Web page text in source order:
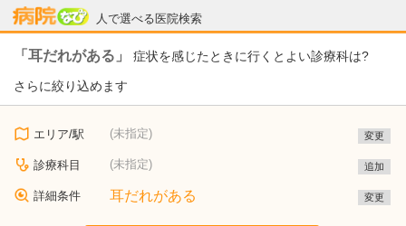
人で選べる医院検索
病院なび
「耳だれがある」 症状を感じたときに行くとよい診療科は?
さらに絞り込めます
エリア/駅 (未指定) 変更
診療科目 (未指定) 追加
詳細条件 耳だれがある 変更